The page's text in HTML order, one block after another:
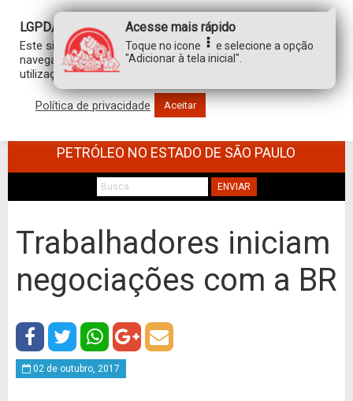
SINDICATO DOS TRABALHADORES NO
PETRÓLEO NO ESTADO DE SÃO PAULO
ENVIAR
Trabalhadores iniciam
negociações com a BR
02 de outubro, 2017
LGPD/GDPR
Este site usa cookies para personalizar sua experiência de
navegação. Ao clicar em “aceitar”, você concorda com a
utilização de TODOS os cookies.
Política de privacidade Aceitar
Acesse mais rápido
Toque no icone
e selecione a opção
"Adicionar à tela inicial".